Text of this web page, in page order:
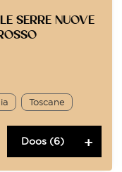
SERRE NUOVE
Toscane
Doos (6)